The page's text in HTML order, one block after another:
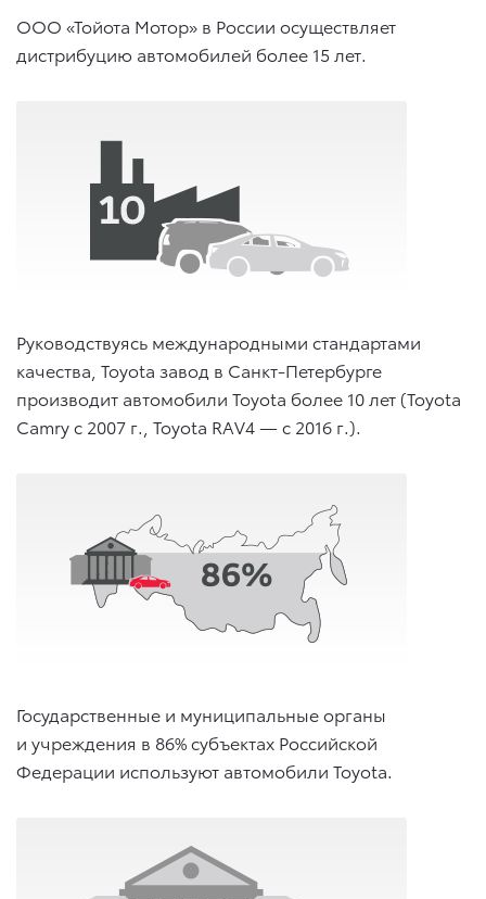
ООО «Тойота Мотор» в России осуществляет
дистрибуцию автомобилей более 15 лет.
Руководствуясь международными стандартами
качества, Toyota завод в Санкт-Петербурге
производит автомобили Toyota более 10 лет (Toyota
Camry c 2007 г., Toyota RAV4 — c 2016 г.).
Государственные и муниципальные органы
и учреждения в 86% субъектах Российской
Федерации используют автомобили Toyota.